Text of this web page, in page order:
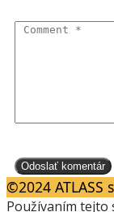
©2024 ATLASS
Používaním tejto